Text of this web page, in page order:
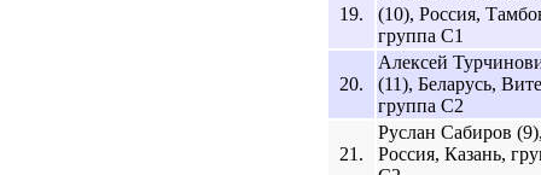
19.
(10), Россия,
группа C1
20.
Алексей
(11), Беларусь,
группа C2
21.
Руслан Сабиров
Россия, Казань,